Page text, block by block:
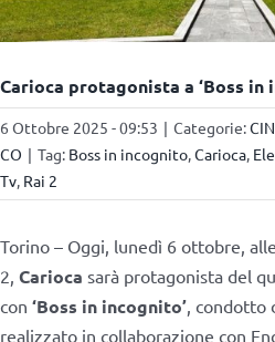
Carioca protagonista a ‘Boss in
6 Ottobre 2025 - 09:53 | Categorie:
CO | Tag: Boss in incognito,Carioca,
Tv, Rai 2
Torino – Oggi, lunedì 6 ottobre,
2, Carioca sarà protagonista del
con ‘Boss in incognito’, condotto
realizzato in collaborazione con